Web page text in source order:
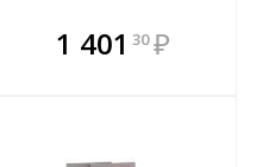
В комплекте
всегда выгоднее!
1 401 30 ₽